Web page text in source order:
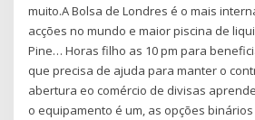
muito.A Bolsa de Londres é o mais
acções no mundo e maior piscina de
Pine… Horas filho as 10 pm para
que precisa de ajuda para manter o
abertura eo comércio de divisas
o equipamento é um, as opções